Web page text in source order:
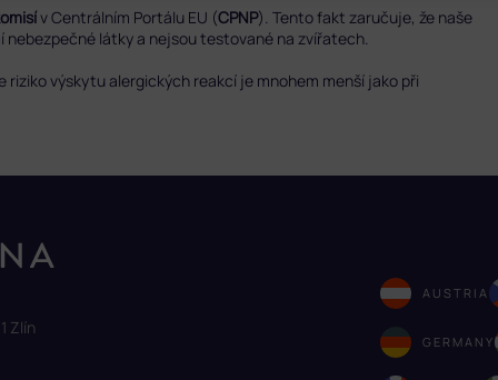
v Centrálním Portálu EU (CPNP). Tento fakt zaručuje, že naše
nebezpečné látky a nejsou testované na zvířatech.
riziko výskytu alergických reakcí je mnohem menší jako při
Zlín
AUSTRIA
GERMANY